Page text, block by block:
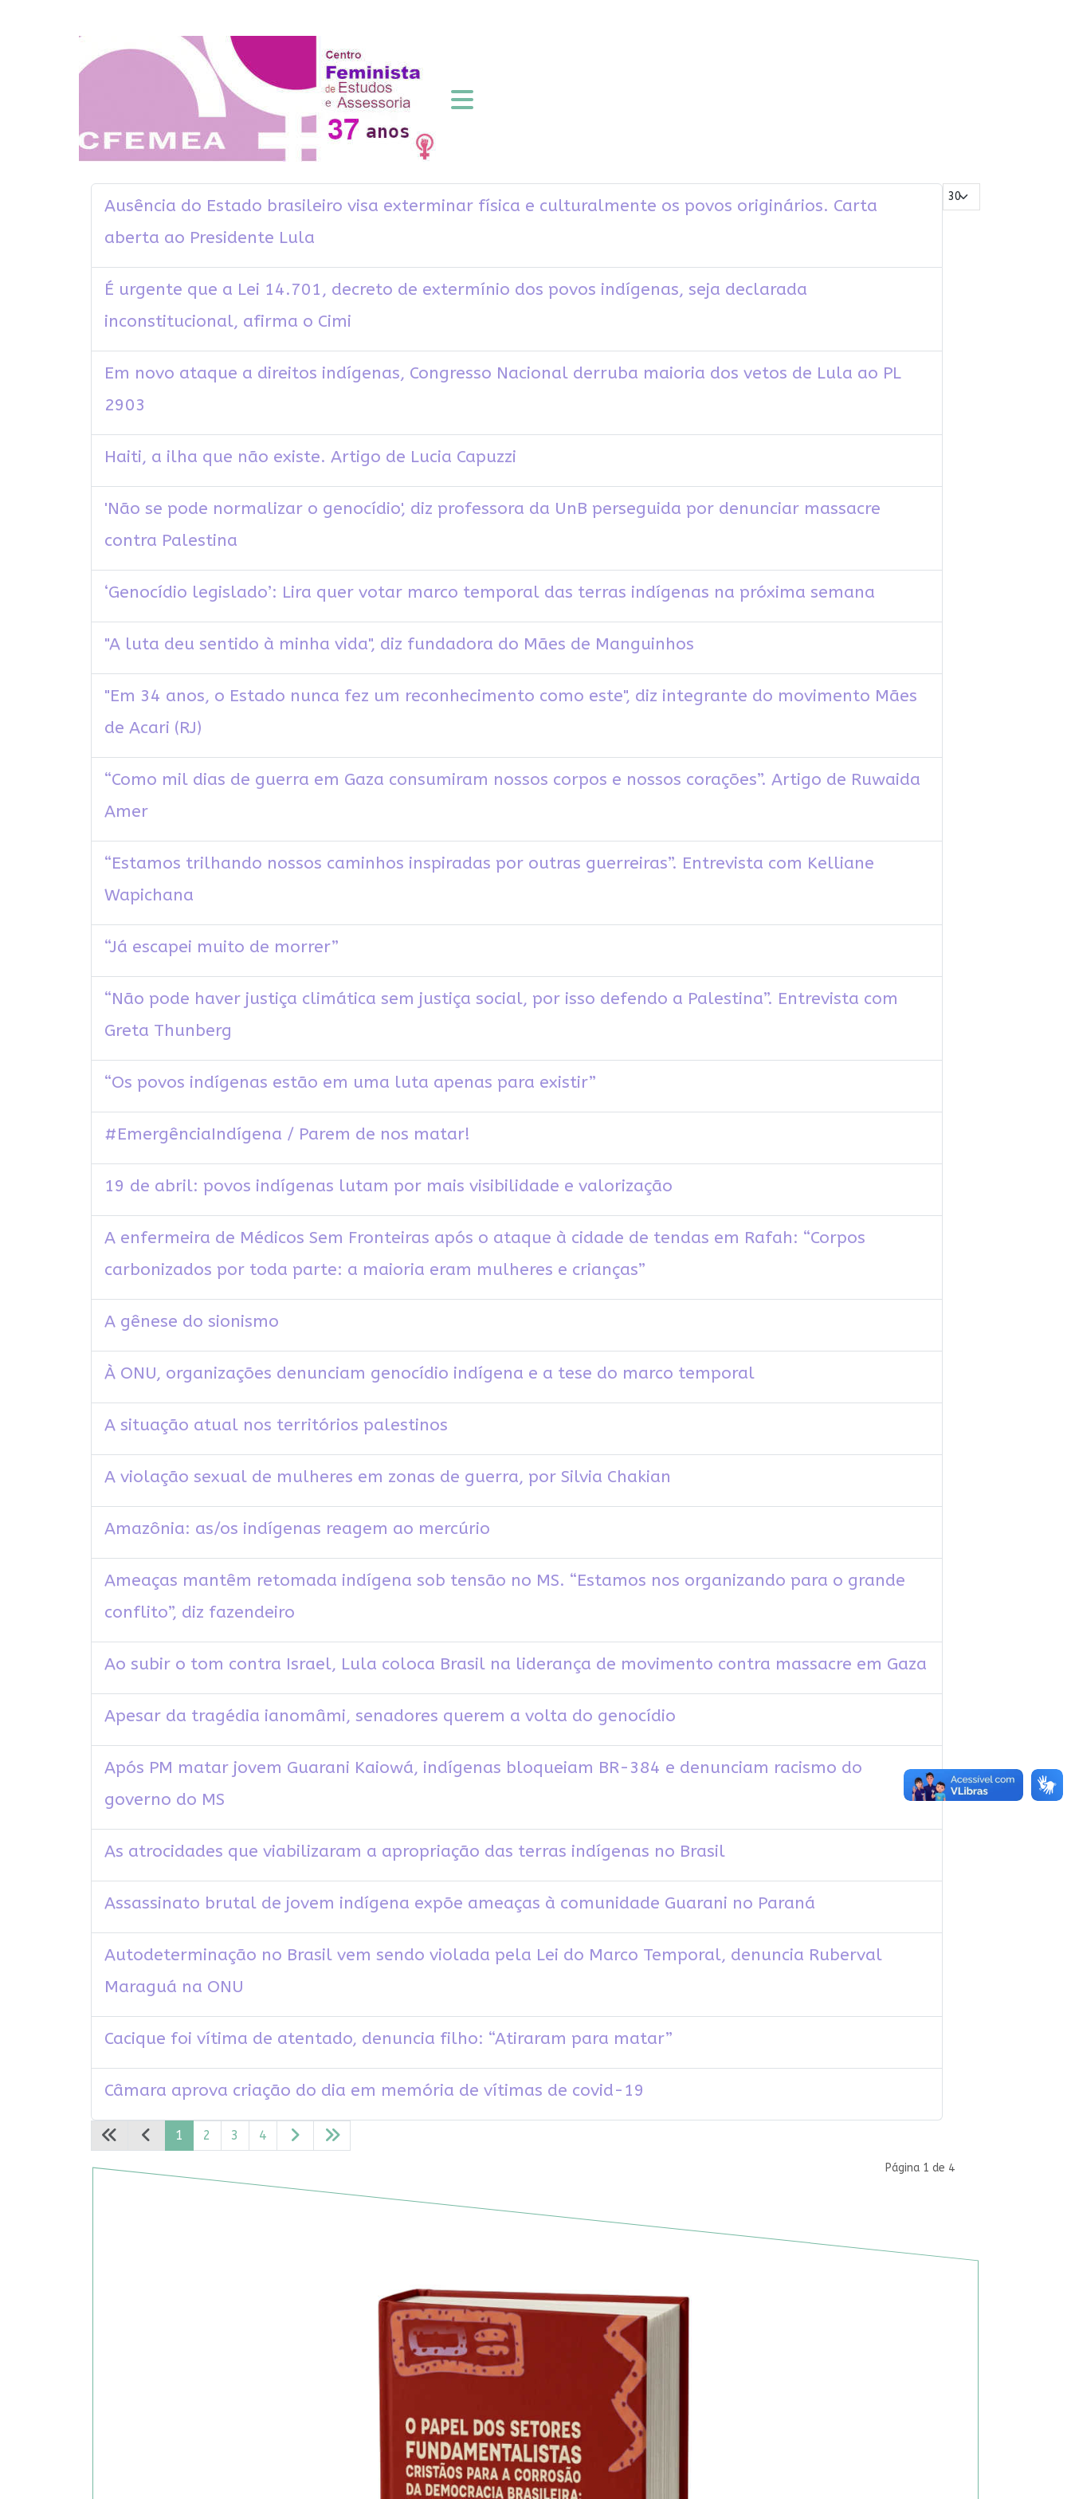
Mostrar #
Ausência do Estado brasileiro visa exterminar física e culturalmente os povos originários. Carta
aberta ao Presidente Lula
É urgente que a Lei 14.701, decreto de extermínio dos povos indígenas, seja declarada
inconstitucional, afirma o Cimi
Em novo ataque a direitos indígenas, Congresso Nacional derruba maioria dos vetos de Lula ao PL
2903
Haiti, a ilha que não existe. Artigo de Lucia Capuzzi
'Não se pode normalizar o genocídio', diz professora da UnB perseguida por denunciar massacre
contra Palestina
‘Genocídio legislado’: Lira quer votar marco temporal das terras indígenas na próxima semana
"A luta deu sentido à minha vida", diz fundadora do Mães de Manguinhos
"Em 34 anos, o Estado nunca fez um reconhecimento como este", diz integrante do movimento Mães
de Acari (RJ)
“Como mil dias de guerra em Gaza consumiram nossos corpos e nossos corações”. Artigo de Ruwaida
Amer
“Estamos trilhando nossos caminhos inspiradas por outras guerreiras”. Entrevista com Kelliane
Wapichana
“Já escapei muito de morrer”
“Não pode haver justiça climática sem justiça social, por isso defendo a Palestina”. Entrevista com
Greta Thunberg
“Os povos indígenas estão em uma luta apenas para existir”
#EmergênciaIndígena / Parem de nos matar!
19 de abril: povos indígenas lutam por mais visibilidade e valorização
A enfermeira de Médicos Sem Fronteiras após o ataque à cidade de tendas em Rafah: “Corpos
carbonizados por toda parte: a maioria eram mulheres e crianças”
A gênese do sionismo
À ONU, organizações denunciam genocídio indígena e a tese do marco temporal
A situação atual nos territórios palestinos
A violação sexual de mulheres em zonas de guerra, por Silvia Chakian
Amazônia: as/os indígenas reagem ao mercúrio
Ameaças mantêm retomada indígena sob tensão no MS. “Estamos nos organizando para o grande
conflito”, diz fazendeiro
Ao subir o tom contra Israel, Lula coloca Brasil na liderança de movimento contra massacre em Gaza
Apesar da tragédia ianomâmi, senadores querem a volta do genocídio
Após PM matar jovem Guarani Kaiowá, indígenas bloqueiam BR-384 e denunciam racismo do
governo do MS
As atrocidades que viabilizaram a apropriação das terras indígenas no Brasil
Assassinato brutal de jovem indígena expõe ameaças à comunidade Guarani no Paraná
Autodeterminação no Brasil vem sendo violada pela Lei do Marco Temporal, denuncia Ruberval
Maraguá na ONU
Cacique foi vítima de atentado, denuncia filho: “Atiraram para matar”
Câmara aprova criação do dia em memória de vítimas de covid-19
Página 1 de 4
1 2 3 4